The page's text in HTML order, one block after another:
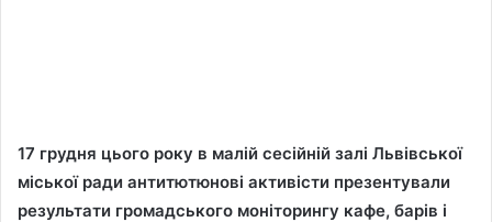
17 грудня цього року в малій сесійній залі Львівської
міської ради антитютюнові активісти презентували
результати громадського моніторингу кафе, барів і